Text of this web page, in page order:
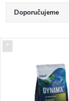
Ř
a
Doporučujeme
Nejprodávanější
Abecedně
V
*